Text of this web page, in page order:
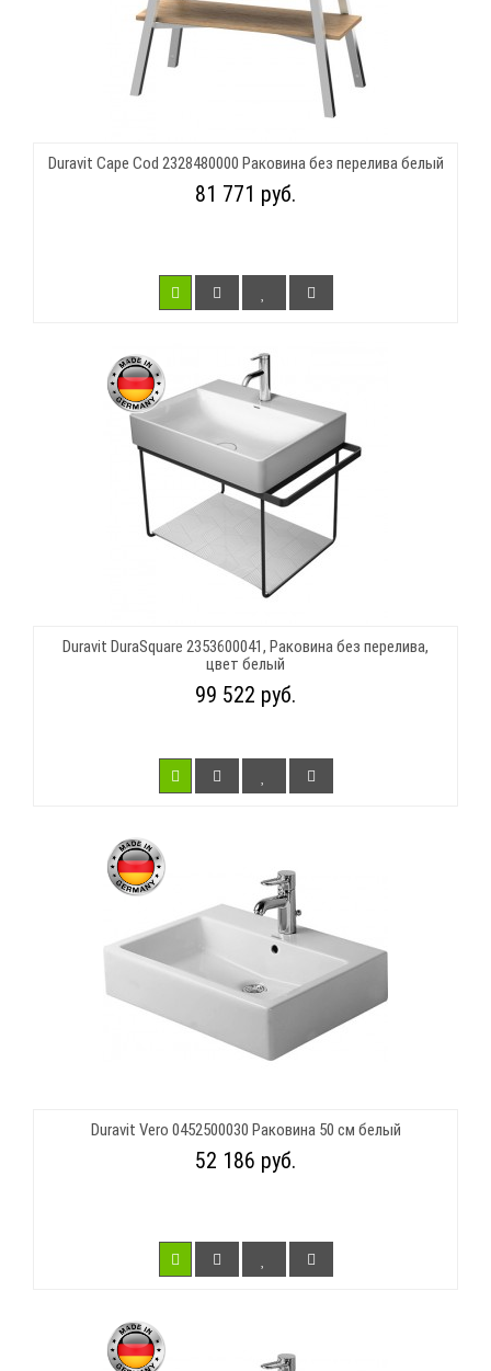
Duravit Cape Cod 2328480000 Раковина без перелива белый
81 771 руб.
Duravit DuraSquare 2353600041, Раковина без перелива,
цвет белый
99 522 руб.
Duravit Vero 0452500030 Раковина 50 см белый
52 186 руб.